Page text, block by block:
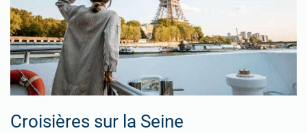
Croisières sur la Seine